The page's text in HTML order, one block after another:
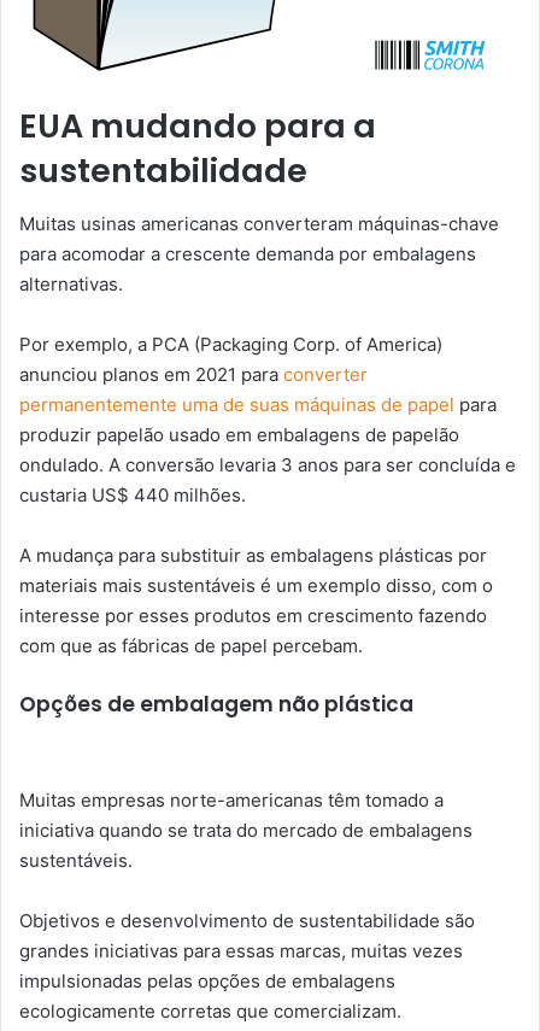
EUA mudando para a
sustentabilidade
Muitas usinas americanas converteram máquinas-chave
para acomodar a crescente demanda por embalagens
alternativas.
Por exemplo, a PCA (Packaging Corp. of America)
anunciou planos em 2021 para converter
permanentemente uma de suas máquinas de papel para
produzir papelão usado em embalagens de papelão
ondulado. A conversão levaria 3 anos para ser concluída e
custaria US$ 440 milhões.
A mudança para substituir as embalagens plásticas por
materiais mais sustentáveis ​​é um exemplo disso, com o
interesse por esses produtos em crescimento fazendo
com que as fábricas de papel percebam.
Opções de embalagem não plástica
Muitas empresas norte-americanas têm tomado a
iniciativa quando se trata do mercado de embalagens
sustentáveis.
Objetivos e desenvolvimento de sustentabilidade são
grandes iniciativas para essas marcas, muitas vezes
impulsionadas pelas opções de embalagens
ecologicamente corretas que comercializam.